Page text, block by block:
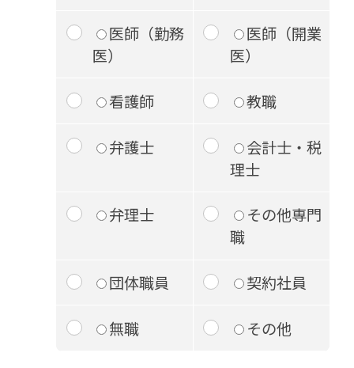
医師（勤務
医）
医師（開業
医）
看護師 教職
弁護士
会計士・税
理士
弁理士
その他専門
職
団体職員 契約社員
無職 その他